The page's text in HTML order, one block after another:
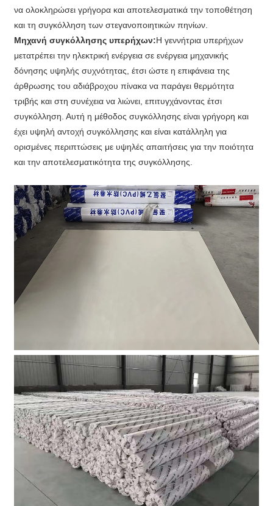
να ολοκληρώσει γρήγορα και αποτελεσματικά την τοποθέτηση
και τη συγκόλληση των στεγανοποιητικών πηνίων.
Μηχανή συγκόλλησης υπερήχων:Η γεννήτρια υπερήχων
μετατρέπει την ηλεκτρική ενέργεια σε ενέργεια μηχανικής
δόνησης υψηλής συχνότητας, έτσι ώστε η επιφάνεια της
άρθρωσης του αδιάβροχου πίνακα να παράγει θερμότητα
τριβής και στη συνέχεια να λιώνει, επιτυγχάνοντας έτσι
συγκόλληση. Αυτή η μέθοδος συγκόλλησης είναι γρήγορη και
έχει υψηλή αντοχή συγκόλλησης και είναι κατάλληλη για
ορισμένες περιπτώσεις με υψηλές απαιτήσεις για την ποιότητα
και την αποτελεσματικότητα της συγκόλλησης.